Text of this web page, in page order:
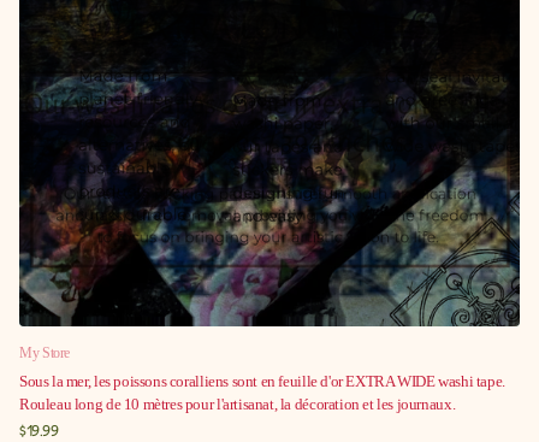
My Store
Sous la mer, les poissons coralliens sont en feuille d'or EXTRA WIDE washi tape.
Rouleau long de 10 mètres pour l'artisanat, la décoration et les journaux.
$19.99